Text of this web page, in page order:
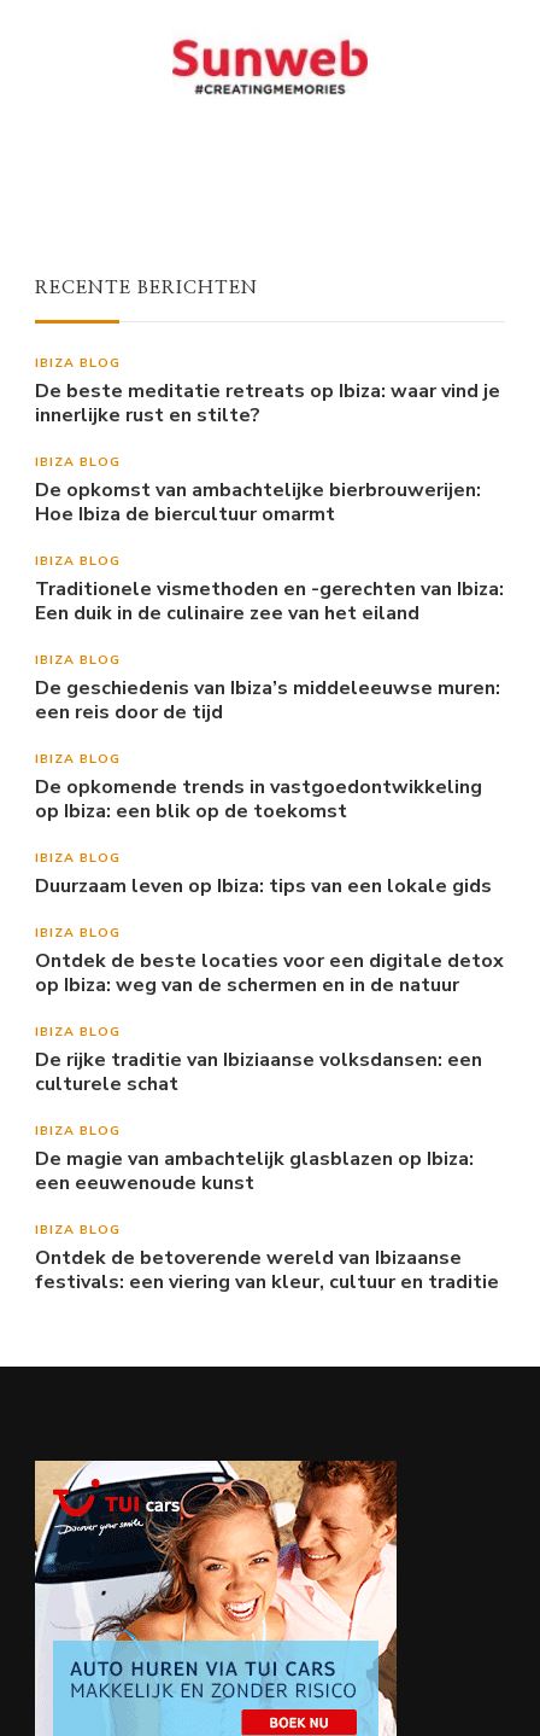
RECENTE BERICHTEN
IBIZA BLOG
De beste meditatie retreats op Ibiza: waar vind je
innerlijke rust en stilte?
IBIZA BLOG
De opkomst van ambachtelijke bierbrouwerijen:
Hoe Ibiza de biercultuur omarmt
IBIZA BLOG
Traditionele vismethoden en -gerechten van Ibiza:
Een duik in de culinaire zee van het eiland
IBIZA BLOG
De geschiedenis van Ibiza’s middeleeuwse muren:
een reis door de tijd
IBIZA BLOG
De opkomende trends in vastgoedontwikkeling
op Ibiza: een blik op de toekomst
IBIZA BLOG
Duurzaam leven op Ibiza: tips van een lokale gids
IBIZA BLOG
Ontdek de beste locaties voor een digitale detox
op Ibiza: weg van de schermen en in de natuur
IBIZA BLOG
De rijke traditie van Ibiziaanse volksdansen: een
culturele schat
IBIZA BLOG
De magie van ambachtelijk glasblazen op Ibiza:
een eeuwenoude kunst
IBIZA BLOG
Ontdek de betoverende wereld van Ibizaanse
festivals: een viering van kleur, cultuur en traditie